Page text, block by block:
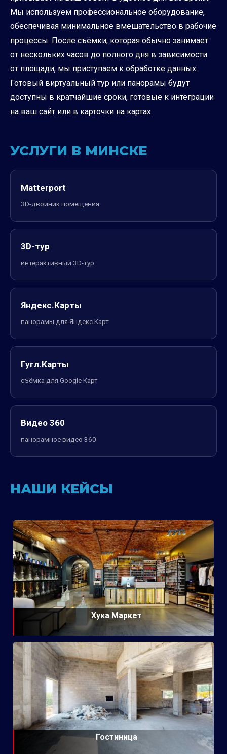
Мы используем профессиональное оборудование,
обеспечивая минимальное вмешательство в рабочие
процессы. После съёмки, которая обычно занимает
от нескольких часов до полного дня в зависимости
от площади, мы приступаем к обработке данных.
Готовый виртуальный тур или панорамы будут
доступны в кратчайшие сроки, готовые к интеграции
на ваш сайт или в карточки на картах.
УСЛУГИ В МИНСКЕ
Matterport
3D-двойник помещения
3D-тур
интерактивный 3D-тур
Яндекс.Карты
панорамы для Яндекс.Карт
Гугл.Карты
съёмка для Google Карт
Видео 360
панорамное видео 360
НАШИ КЕЙСЫ
Хука Маркет
Гостиница